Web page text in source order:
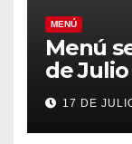
MENÚ
Menú
de
17 DE